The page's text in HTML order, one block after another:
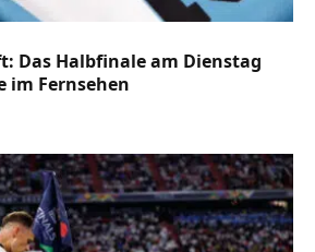
Das Halbfinale am Dienstag
im Fernsehen